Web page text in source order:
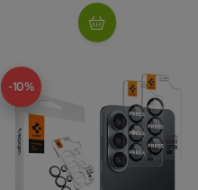
-10%